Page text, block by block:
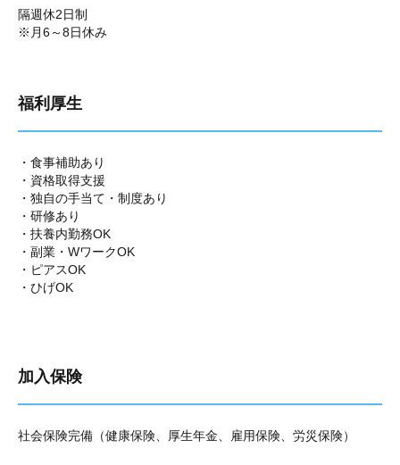
隔週休2日制
※月6～8日休み
福利厚生
・食事補助あり
・資格取得支援
・独自の手当て・制度あり
・研修あり
・扶養内勤務OK
・副業・WワークOK
・ピアスOK
・ひげOK
加入保険
社会保険完備（健康保険、厚生年金、雇用保険、労災保険）